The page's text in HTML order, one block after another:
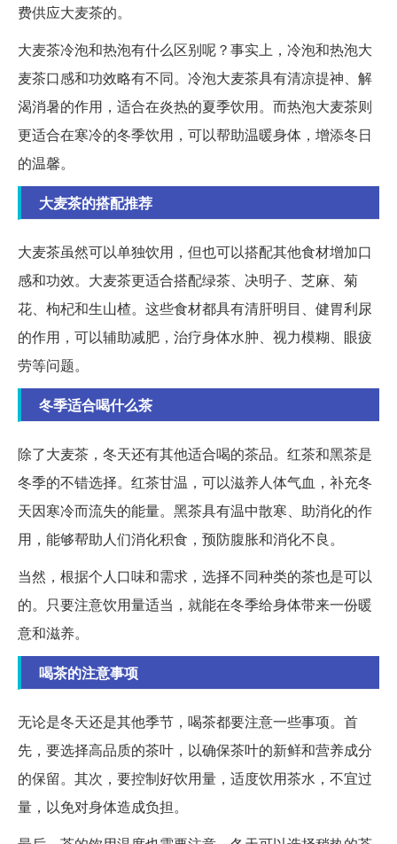
费供应大麦茶的。
大麦茶冷泡和热泡有什么区别呢？事实上，冷泡和热泡大
麦茶口感和功效略有不同。冷泡大麦茶具有清凉提神、解
渴消暑的作用，适合在炎热的夏季饮用。而热泡大麦茶则
更适合在寒冷的冬季饮用，可以帮助温暖身体，增添冬日
的温馨。
大麦茶的搭配推荐
大麦茶虽然可以单独饮用，但也可以搭配其他食材增加口
感和功效。大麦茶更适合搭配绿茶、决明子、芝麻、菊
花、枸杞和生山楂。这些食材都具有清肝明目、健胃利尿
的作用，可以辅助减肥，治疗身体水肿、视力模糊、眼疲
劳等问题。
冬季适合喝什么茶
除了大麦茶，冬天还有其他适合喝的茶品。红茶和黑茶是
冬季的不错选择。红茶甘温，可以滋养人体气血，补充冬
天因寒冷而流失的能量。黑茶具有温中散寒、助消化的作
用，能够帮助人们消化积食，预防腹胀和消化不良。
当然，根据个人口味和需求，选择不同种类的茶也是可以
的。只要注意饮用量适当，就能在冬季给身体带来一份暖
意和滋养。
喝茶的注意事项
无论是冬天还是其他季节，喝茶都要注意一些事项。首
先，要选择高品质的茶叶，以确保茶叶的新鲜和营养成分
的保留。其次，要控制好饮用量，适度饮用茶水，不宜过
量，以免对身体造成负担。